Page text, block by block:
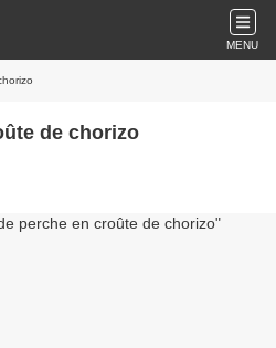
MENU
de chorizo